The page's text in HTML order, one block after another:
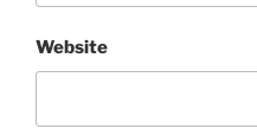
Website